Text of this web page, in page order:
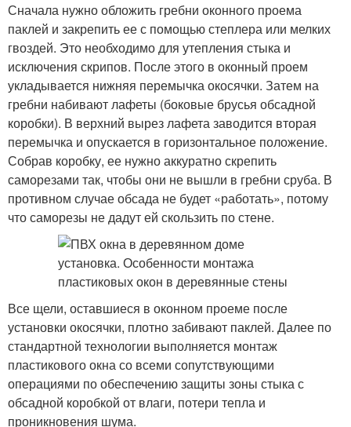
Сначала нужно обложить гребни оконного проема
паклей и закрепить ее с помощью степлера или мелких
гвоздей. Это необходимо для утепления стыка и
исключения скрипов. После этого в оконный проем
укладывается нижняя перемычка окосячки. Затем на
гребни набивают лафеты (боковые брусья обсадной
коробки). В верхний вырез лафета заводится вторая
перемычка и опускается в горизонтальное положение.
Собрав коробку, ее нужно аккуратно скрепить
саморезами так, чтобы они не вышли в гребни сруба. В
противном случае обсада не будет «работать», потому
что саморезы не дадут ей скользить по стене.
Все щели, оставшиеся в оконном проеме после
установки окосячки, плотно забивают паклей. Далее по
стандартной технологии выполняется монтаж
пластикового окна со всеми сопутствующими
операциями по обеспечению защиты зоны стыка с
обсадной коробкой от влаги, потери тепла и
проникновения шума.